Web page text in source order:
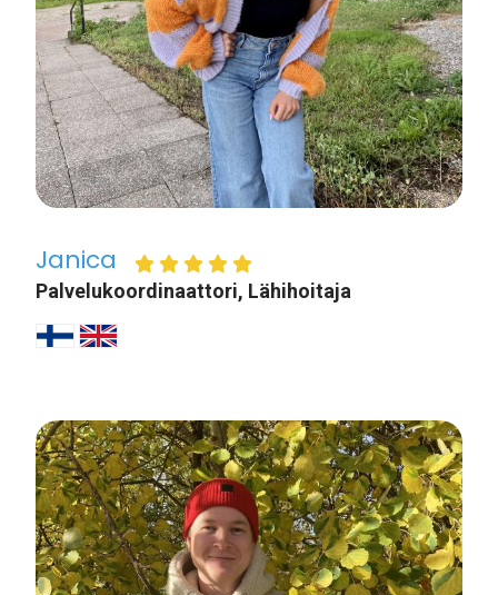
Janica
Palvelukoordinaattori, Lähihoitaja